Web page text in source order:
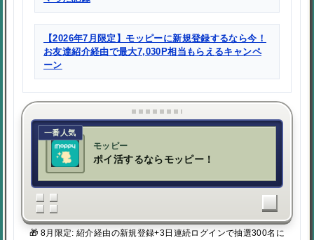
【2026年7月限定】モッピーに新規登録するなら今！
お友達紹介経由で最大7,030P相当もらえるキャンペ
ーン
一番人気
モッピー
ポイ活するならモッピー！
🎁 8月限定: 紹介経由の新規登録+3日連続ログインで抽選300名に